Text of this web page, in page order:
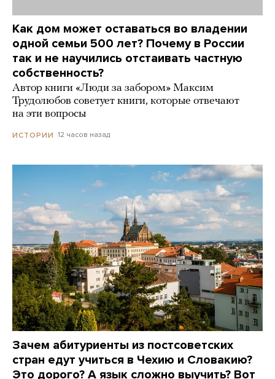
Как дом может оставаться во владении
одной семьи 500 лет? Почему в России
так и не научились отстаивать частную
собственность?
Автор книги «Люди за забором» Максим
Трудолюбов советует книги, которые отвечают
на эти вопросы
ИСТОРИИ 12 часов назад
Зачем абитуриенты из постсоветских
стран едут учиться в Чехию и Словакию?
Это дорого? А язык сложно выучить? Вот